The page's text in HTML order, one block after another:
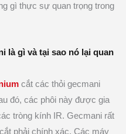
gì thực sự quan trọng trong
là gì và tại sao nó lại quan
cắt các thỏi gecmani
đó, các phôi này được gia
tròng kính IR. Gecmani rất
phải chính xác. Các máy